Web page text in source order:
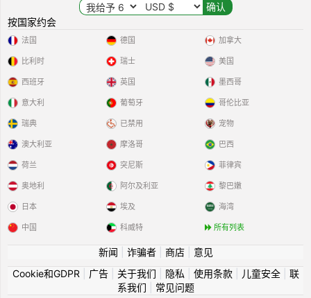
按国家约会
法国
比利时
西班牙
意大利
瑞典
德国
瑞士
英国
葡萄牙
已禁用
加拿大
美国
墨西哥
哥伦比亚
宠物
澳大利亚
荷兰
奥地利
日本
中国
摩洛哥
突尼斯
阿尔及利亚
埃及
科威特
巴西
菲律宾
黎巴嫩
海湾
所有列表
新闻 诈骗者| 商店| 意见
Cookie和GDPR
广告| 关于我们 隐私 使用条款| 儿童安全| 联
系我们
常见问题